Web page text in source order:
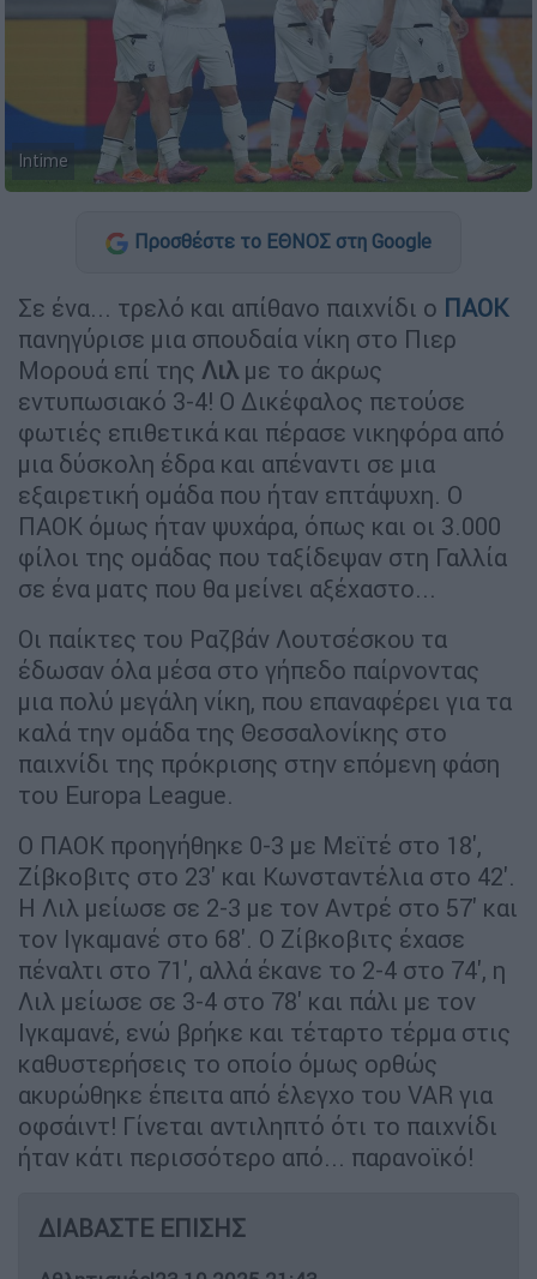
Intime
Προσθέστε το ΕΘΝΟΣ στη Google
Σε ένα... τρελό και απίθανο παιχνίδι ο ΠΑΟΚ
πανηγύρισε μια σπουδαία νίκη στο Πιερ
Μορουά επί της Λιλ με το άκρως
εντυπωσιακό 3-4! Ο Δικέφαλος πετούσε
φωτιές επιθετικά και πέρασε νικηφόρα από
μια δύσκολη έδρα και απέναντι σε μια
εξαιρετική ομάδα που ήταν επτάψυχη. Ο
ΠΑΟΚ όμως ήταν ψυχάρα, όπως και οι 3.000
φίλοι της ομάδας που ταξίδεψαν στη Γαλλία
σε ένα ματς που θα μείνει αξέχαστο...
Οι παίκτες του Ραζβάν Λουτσέσκου τα
έδωσαν όλα μέσα στο γήπεδο παίρνοντας
μια πολύ μεγάλη νίκη, που επαναφέρει για τα
καλά την ομάδα της Θεσσαλονίκης στο
παιχνίδι της πρόκρισης στην επόμενη φάση
του Europa League.
Ο ΠΑΟΚ προηγήθηκε 0-3 με Μεϊτέ στο 18',
Ζίβκοβιτς στο 23' και Κωνσταντέλια στο 42'.
Η Λιλ μείωσε σε 2-3 με τον Αντρέ στο 57' και
τον Ιγκαμανέ στο 68'. Ο Ζίβκοβιτς έχασε
πέναλτι στο 71', αλλά έκανε το 2-4 στο 74', η
Λιλ μείωσε σε 3-4 στο 78' και πάλι με τον
Ιγκαμανέ, ενώ βρήκε και τέταρτο τέρμα στις
καθυστερήσεις το οποίο όμως ορθώς
ακυρώθηκε έπειτα από έλεγχο του VAR για
οφσάιντ! Γίνεται αντιληπτό ότι το παιχνίδι
ήταν κάτι περισσότερο από... παρανοϊκό!
ΔΙΑΒΑΣΤΕ ΕΠΙΣΗΣ